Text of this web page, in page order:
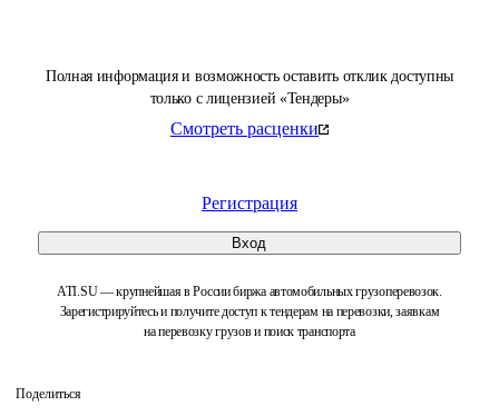
Полная информация и возможность оставить отклик доступны
только с лицензией «Тендеры»
Смотреть расценки
Регистрация
Вход
ATI.SU — крупнейшая в России биржа автомобильных грузоперевозок.
Зарегистрируйтесь и получите доступ к тендерам на перевозки, заявкам
на перевозку грузов и поиск транспорта
Поделиться